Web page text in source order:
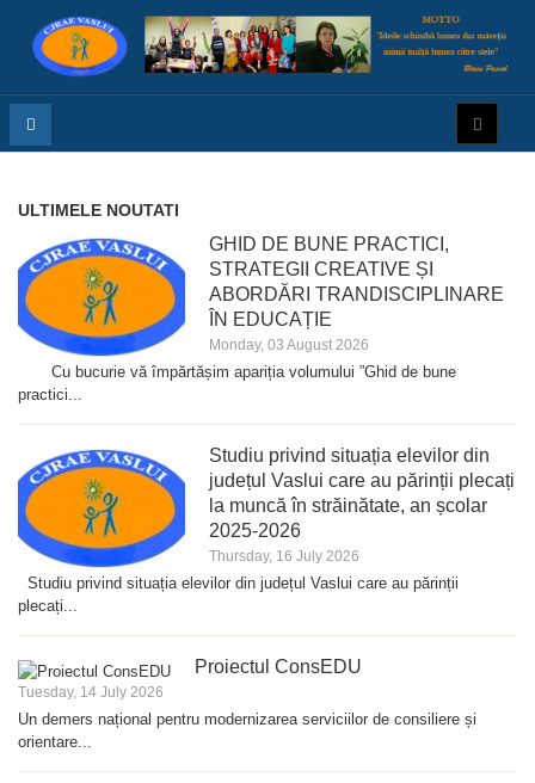
ULTIMELE NOUTATI
GHID DE BUNE PRACTICI,
STRATEGII CREATIVE ȘI
ABORDĂRI TRANDISCIPLINARE
ÎN EDUCAȚIE
Monday, 03 August 2026
Cu bucurie vă împărtășim apariția volumului ”Ghid de bune
practici...
Studiu privind situația elevilor din
județul Vaslui care au părinții plecați
la muncă în străinătate, an școlar
2025-2026
Thursday, 16 July 2026
Studiu privind situația elevilor din județul Vaslui care au părinții
plecați...
Proiectul ConsEDU
Tuesday, 14 July 2026
Un demers național pentru modernizarea serviciilor de consiliere și
orientare...